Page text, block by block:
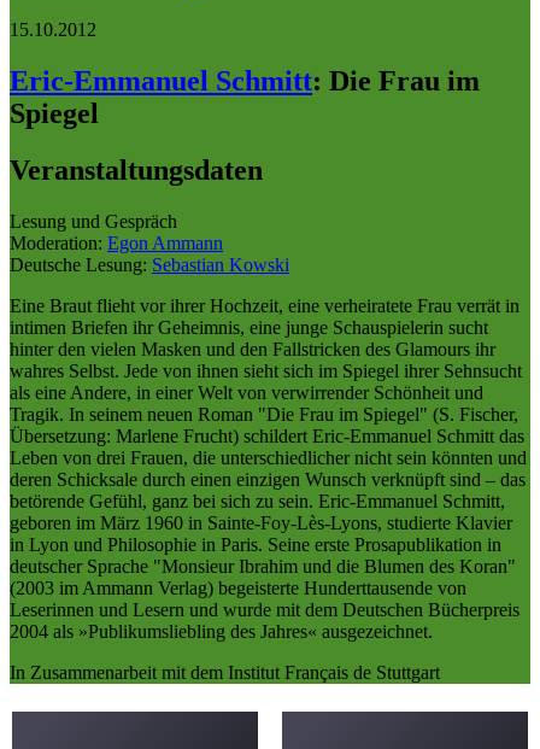
15.10.2012
Eric-Emmanuel Schmitt: Die Frau im
Spiegel
Veranstaltungsdaten
Lesung und Gespräch
Moderation: Egon Ammann
Deutsche Lesung: Sebastian Kowski
Eine Braut flieht vor ihrer Hochzeit, eine verheiratete Frau verrät in
intimen Briefen ihr Geheimnis, eine junge Schauspielerin sucht
hinter den vielen Masken und den Fallstricken des Glamours ihr
wahres Selbst. Jede von ihnen sieht sich im Spiegel ihrer Sehnsucht
als eine Andere, in einer Welt von verwirrender Schönheit und
Tragik. In seinem neuen Roman "Die Frau im Spiegel" (S. Fischer,
Übersetzung: Marlene Frucht) schildert Eric-Emmanuel Schmitt das
Leben von drei Frauen, die unterschiedlicher nicht sein könnten und
deren Schicksale durch einen einzigen Wunsch verknüpft sind – das
betörende Gefühl, ganz bei sich zu sein. Eric-Emmanuel Schmitt,
geboren im März 1960 in Sainte-Foy-Lès-Lyons, studierte Klavier
in Lyon und Philosophie in Paris. Seine erste Prosapublikation in
deutscher Sprache "Monsieur Ibrahim und die Blumen des Koran"
(2003 im Ammann Verlag) begeisterte Hunderttausende von
Leserinnen und Lesern und wurde mit dem Deutschen Bücherpreis
2004 als »Publikumsliebling des Jahres« ausgezeichnet.
In Zusammenarbeit mit dem Institut Français de Stuttgart